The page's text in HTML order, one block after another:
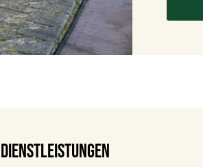
Dienstleistungen